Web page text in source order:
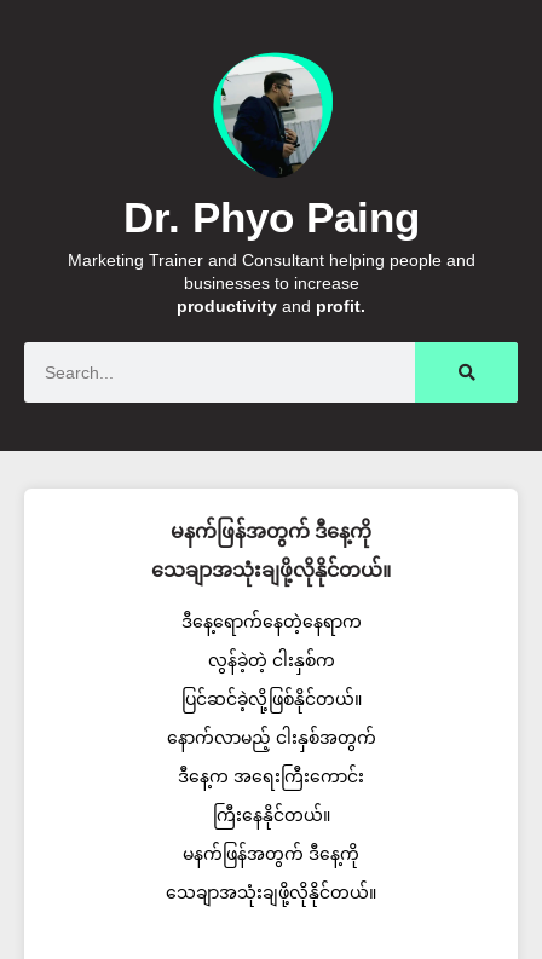
Dr. Phyo Paing
Marketing Trainer and Consultant helping people and
businesses to increase
productivity and profit.
မနက်ဖြန်အတွက် ဒီနေ့ကို
သေချာအသုံးချဖို့လိုနိုင်တယ်။
ဒီနေ့ရောက်နေတဲ့နေရာက
လွန်ခဲ့တဲ့ ငါးနှစ်က
ပြင်ဆင်ခဲ့လို့ဖြစ်နိုင်တယ်။
နောက်လာမည့် ငါးနှစ်အတွက်
ဒီနေ့က အရေးကြီးကောင်း
ကြီးနေနိုင်တယ်။
မနက်ဖြန်အတွက် ဒီနေ့ကို
သေချာအသုံးချဖို့လိုနိုင်တယ်။